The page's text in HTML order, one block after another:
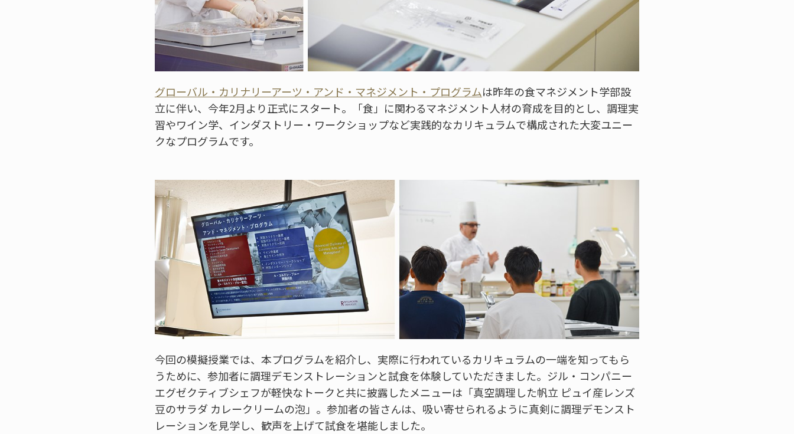
グローバル・カリナリーアーツ・アンド・マネジメント・プログラムは昨年の食マネジメント学部設
立に伴い、今年2月より正式にスタート。「食」に関わるマネジメント人材の育成を目的とし、調理実
習やワイン学、インダストリー・ワークショップなど実践的なカリキュラムで構成された大変ユニー
クなプログラムです。
今回の模擬授業では、本プログラムを紹介し、実際に行われているカリキュラムの一端を知ってもら
うために、参加者に調理デモンストレーションと試食を体験していただきました。ジル・コンパニー
エグゼクティブシェフが軽快なトークと共に披露したメニューは「真空調理した帆立 ピュイ産レンズ
豆のサラダ カレークリームの泡」。参加者の皆さんは、吸い寄せられるように真剣に調理デモンスト
レーションを見学し、歓声を上げて試食を堪能しました。